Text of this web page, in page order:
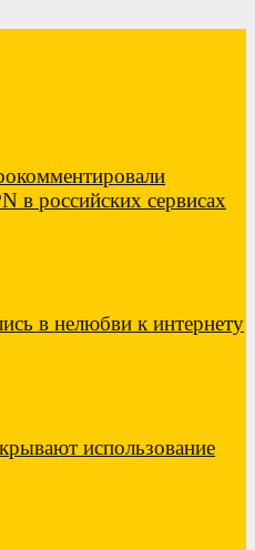
в российских сервисах
в нелюбви к интернету
использование